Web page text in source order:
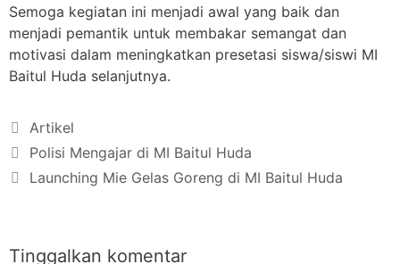
Semoga kegiatan ini menjadi awal yang baik dan
menjadi pemantik untuk membakar semangat dan
motivasi dalam meningkatkan presetasi siswa/siswi MI
Baitul Huda selanjutnya.
Artikel
Polisi Mengajar di MI Baitul Huda
Launching Mie Gelas Goreng di MI Baitul Huda
Tinggalkan komentar